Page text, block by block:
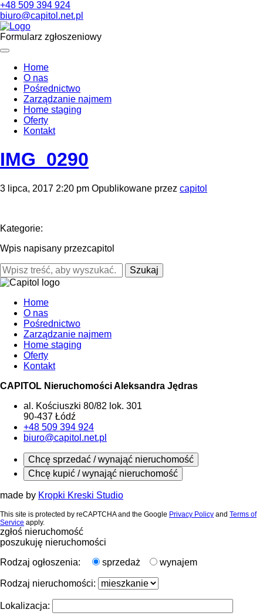
+48 509 394 924
biuro@capitol.net.pl
Formularz zgłoszeniowy
Home
O nas
Pośrednictwo
Zarządzanie najmem
Home staging
Oferty
Kontakt
IMG_0290
3 lipca, 2017 2:20 pm Opublikowane przez capitol
Kategorie:
Wpis napisany przezcapitol
Szukaj
Home
O nas
Pośrednictwo
Zarządzanie najmem
Home staging
Oferty
Kontakt
CAPITOL Nieruchomości Aleksandra Jędras
al. Kościuszki 80/82 lok. 301
90-437 Łódź
+48 509 394 924
biuro@capitol.net.pl
Chcę sprzedać / wynająć nieruchomość
Chcę kupić / wynająć nieruchomość
made by Kropki Kreski Studio
This site is protected by reCAPTCHA and the Google Privacy Policy and Terms of
Service apply.
zgłoś nieruchomość
poszukuję nieruchomości
Rodzaj ogłoszenia:
sprzedaż wynajem
Rodzaj nieruchomości:
Lokalizacja: